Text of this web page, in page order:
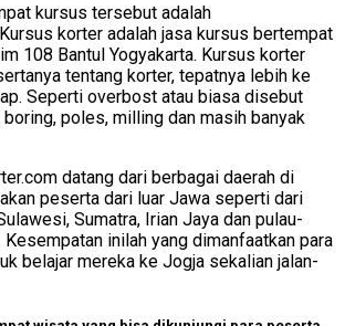
kursus tersebut adalah
korter adalah jasa kursus bertempat
108 Bantul Yogyakarta. Kursus korter
tentang korter, tepatnya lebih ke
Seperti overbost atau biasa disebut
poles, milling dan masih banyak
datang dari berbagai daerah di
peserta dari luar Jawa seperti dari
Sumatra, Irian Jaya dan pulau-
inilah yang dimanfaatkan para
belajar mereka ke Jogja sekalian jalan-